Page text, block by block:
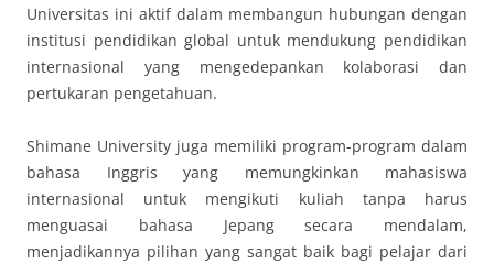
Universitas ini aktif dalam membangun hubungan dengan
institusi pendidikan global untuk mendukung pendidikan
internasional yang mengedepankan kolaborasi dan
pertukaran pengetahuan.
Shimane University juga memiliki program-program dalam
bahasa Inggris yang memungkinkan mahasiswa
internasional untuk mengikuti kuliah tanpa harus
menguasai bahasa Jepang secara mendalam,
menjadikannya pilihan yang sangat baik bagi pelajar dari